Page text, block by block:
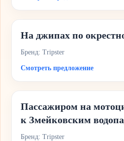
На джипах по
Бренд: Tripster
Смотреть предложение
Пассажиром на
к Змейковским
Бренд: Tripster